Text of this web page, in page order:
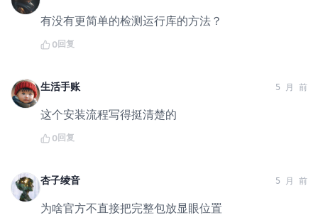
有没有更简单的检测运行库的方法？
0回复
生活手账 5 月 前
这个安装流程写得挺清楚的
0回复
杏子绫音 5 月 前
为啥官方不直接把完整包放显眼位置